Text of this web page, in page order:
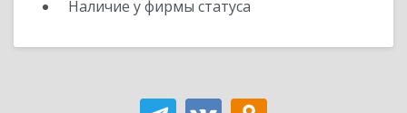
Наличие у фирмы статуса